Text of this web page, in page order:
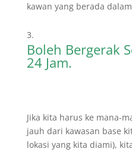
kawan yang berada
Boleh Bergerak
24 Jam.
Jika kita harus ke mana-
jauh dari kawasan base
lokasi yang kita diami),